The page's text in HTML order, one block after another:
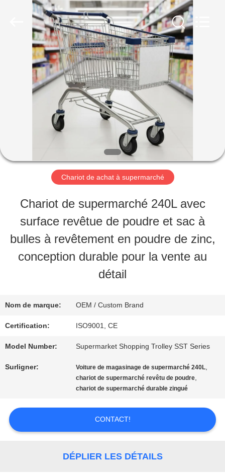
MAISON
PRODUITS
VIDÉOS
AU
NOUS
CONTRÔLE
DE
QUALITÉ
CONTACTEZ-
NOUS
NOUVELLES
Chariot de achat à supermarché
Chariot de supermarché 240L avec
surface revêtue de poudre et sac à
bulles à revêtement en poudre de zinc,
conception durable pour la vente au
détail
Nom de marque: OEM / Custom Brand
Certification: ISO9001, CE
Model Number: Supermarket Shopping Trolley SST Series
Surligner: Voiture de magasinage de supermarché 240L,
chariot de supermarché revêtu de poudre,
chariot de supermarché durable zingué
CONTACT!
DÉPLIER LES DÉTAILS